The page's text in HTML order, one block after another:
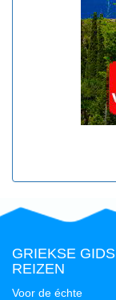
GRIEKSE GIDS
REIZEN
Voor de échte